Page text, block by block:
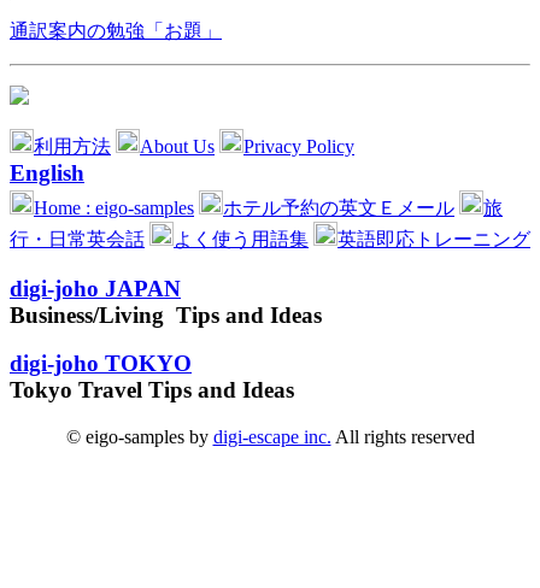
通訳案内の勉強「お題」
利用方法 About Us Privacy Policy
English
Home : eigo-samples ホテル予約の英文Ｅメール
旅
行・日常英会話
よく使う用語集 英語即応トレーニング
digi-joho JAPAN
Business/Living Tips and Ideas
digi-joho TOKYO
Tokyo Travel Tips and Ideas
© eigo-samples by digi-escape inc. All rights reserved